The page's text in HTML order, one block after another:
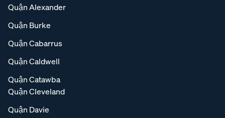
Quận Alexander
Quận Burke
Quận Cabarrus
Quận Caldwell
Quận Catawba
Quận Cleveland
Quận Davie